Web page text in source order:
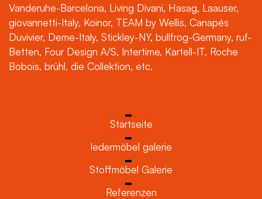
Vanderuhe-Barcelona, Living Divani, Hasag, Laauser,
giovannetti-Italy, Koinor, TEAM by Wellis, Canapés
Duvivier, Deme-Italy, Stickley-NY, bullfrog-Germany, ruf-
Betten, Four Design A/S, Intertime, Kartell-IT, Roche
Bobois, brühl, die Collektion, etc.
Startseite
ledermöbel galerie
Stoffmöbel Galerie
Referenzen